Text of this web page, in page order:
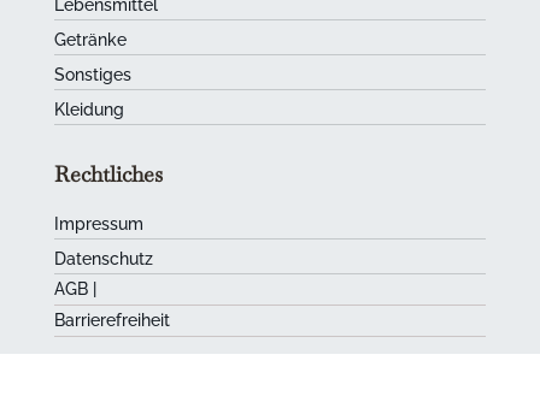
Lebensmittel
Getränke
Sonstiges
Kleidung
Rechtliches
Impressum
Datenschutz
AGB|
Barrierefreiheit